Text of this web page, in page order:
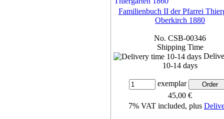
Familienbuch II der Pfarrei
Oberkirch 1880
No. CSB-00346
Shipping Time
10-14 days
exemplar
45,00 €
7% VAT included, plus